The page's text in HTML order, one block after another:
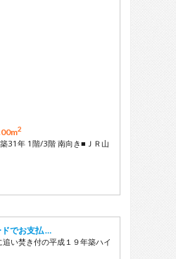
2
31年 1階/3階 南向き■ＪＲ山
でお支払 …
い焚き付の平成１９年築ハイ